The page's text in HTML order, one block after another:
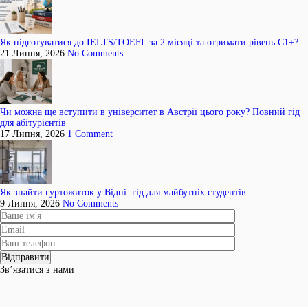
Як підготуватися до IELTS/TOEFL за 2 місяці та отримати рівень C1+?
21 Липня, 2026 No Comments
Чи можна ще вступити в університет в Австрії цього року? Повний гід
для абітурієнтів
17 Липня, 2026 1 Comment
Як знайти гуртожиток у Відні: гід для майбутніх студентів
9 Липня, 2026 No Comments
Зв’язатися з нами